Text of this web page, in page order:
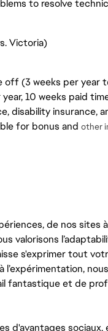
to resolve
Victoria)
off (3 weeks per year
10 weeks paid
disability insurance,
for bonus and other
de nos sites
valorisons
s'exprimer tout
l’expérimentation,
fantastique et de
d'avantages sociaux,